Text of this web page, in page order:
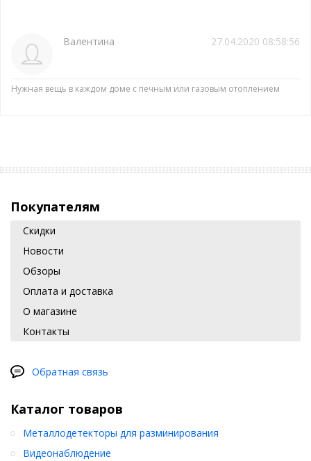
27.04.2020 08:58:56
Валентина
Нужная вещь в каждом доме с печным или газовым отоплением
Покупателям
Скидки
Новости
Обзоры
Оплата и доставка
О магазине
Контакты
Обратная связь
Каталог товаров
Металлодетекторы для разминирования
Видеонаблюдение